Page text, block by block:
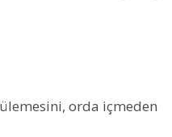
orda içmeden